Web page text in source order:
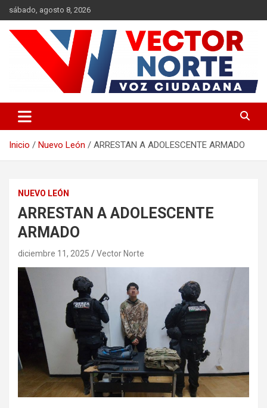
Saltar
al
contenido
sábado, agosto 8, 2026
Vector Norte
Inicio Nuevo León ARRESTAN A ADOLESCENTE ARMADO
NUEVO LEÓN
ARRESTAN A ADOLESCENTE
ARMADO
diciembre 11, 2025 Vector Norte